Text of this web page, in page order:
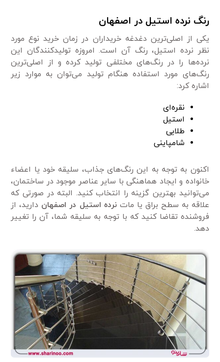
رنگ نرده استیل در اصفهان
یکی از اصلی‌ترین دغدغه خریداران در زمان خرید نوع مورد
نظر نرده استیل، رنگ آن است. امروزه تولید‌کنندگان این
نرده‌ها را در رنگ‌های مختلفی تولید کرده و از اصلی‌ترین
رنگ‌های مورد استفاده هنگام تولید می‌توان به موارد زیر
اشاره کرد:
نقره‌ای
استیل
طلایی
شامپاینی
اکنون به توجه به این رنگ‌های جذاب، سلیقه خود یا اعضاء
خانواده و ایجاد هماهنگی با سایر عناصر موجود در ساختمان،
می‌توانید بهترین گزینه را انتخاب کنید. البته در صورتی که
علاقه به سطح براق یا ماتنرده استیل در اصفهان دارید، از
فروشنده تقاضا کنید که با توجه به سلیقه شما، آن را تغییر
دهد.